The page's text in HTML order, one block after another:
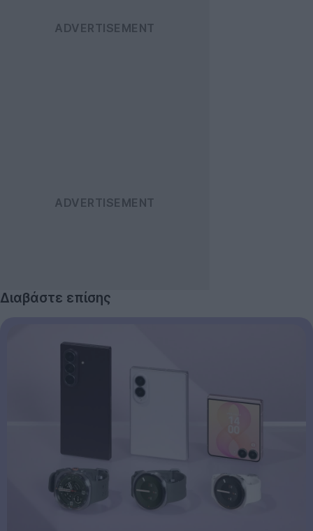
Διαβάστε επίσης